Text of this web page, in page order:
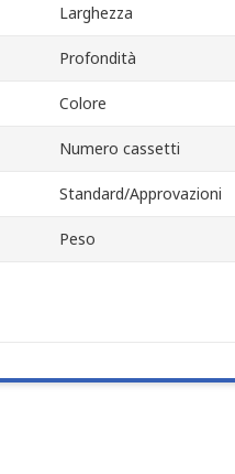
Larghezza
Profondità
Colore
Numero cassetti
Standard/Approvazioni
Peso